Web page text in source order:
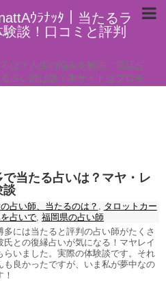
ｳﾗﾅｯﾀ｜当たるラ
談！口コミと評判
は？人生の悩みを解決。電話占
占い師は誰？本サイトはプロモ
当たる占いは？マヤ・レ
談
占い師、当たるのは？
タロットカー
占いで 福岡県の占い師
多には当たると評判の占い師がたくさ
氏との復縁占いが気になる！マヤレイ
らいました。実際の体験談です。それ
も良かったですが、いま私が夢中なの